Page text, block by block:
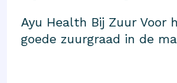
Ayu Health Bij Zuur Voor
goede zuurgraad in de